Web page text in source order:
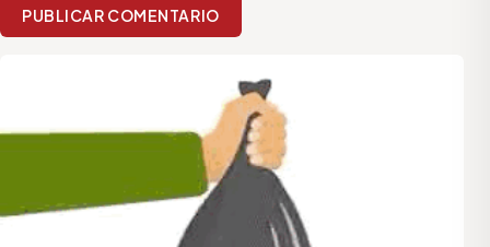
PUBLICAR COMENTARIO